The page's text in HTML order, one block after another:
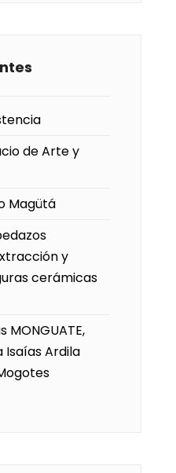
de Arte y
Magütá
y
cerámicas
MONGUATE,
Isaías Ardila